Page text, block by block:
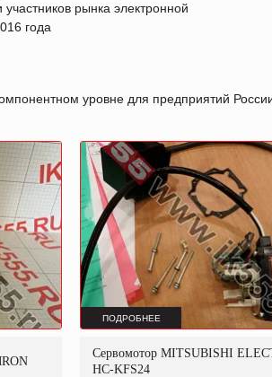
рынка электронной
года
уровне для предприятий
ПОДРОБНЕЕ
Сервомотор MITSUBISHI
HC-KFS24